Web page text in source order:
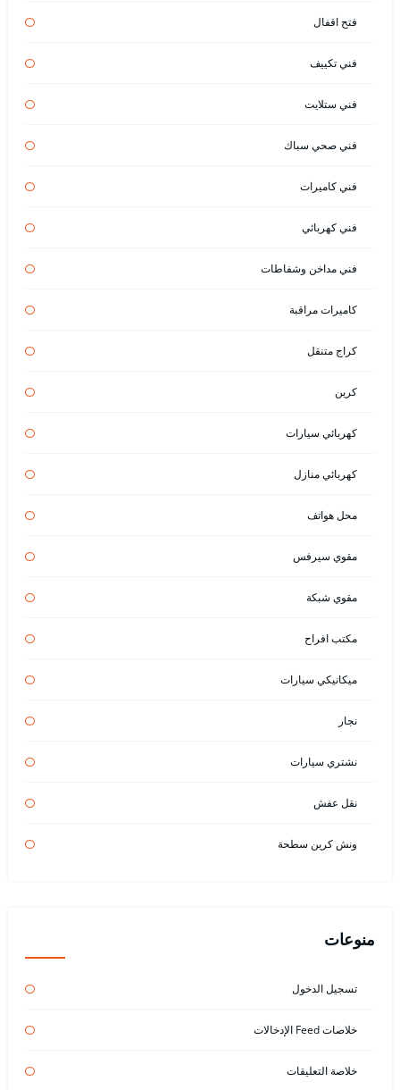
فتح اقفال
فني تكييف
فني ستلايت
فني صحي سباك
فني كاميرات
فني كهربائي
فني مداخن وشفاطات
كاميرات مراقبة
كراج متنقل
كرين
كهربائي سيارات
كهربائي منازل
محل هواتف
مقوي سيرفس
مقوي شبكة
مكتب افراح
ميكانيكي سيارات
نجار
نشتري سيارات
نقل عفش
ونش كرين سطحة
منوعات
تسجيل الدخول
خلاصات Feed الإدخالات
خلاصة التعليقات